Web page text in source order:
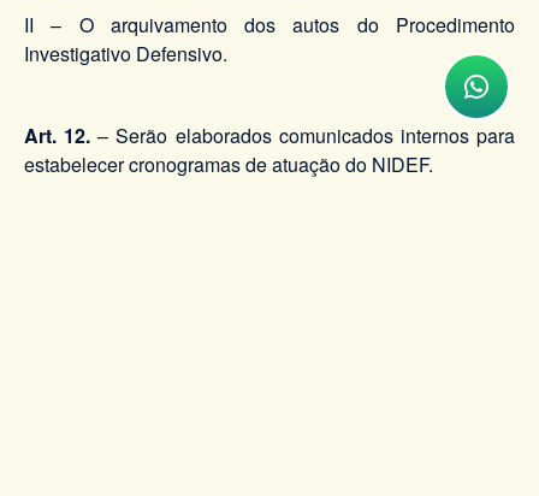
II – O arquivamento dos autos do Procedimento
Investigativo Defensivo.
Art. 12.– Serão elaborados comunicados internos para
estabelecer cronogramas de atuação do NIDEF.